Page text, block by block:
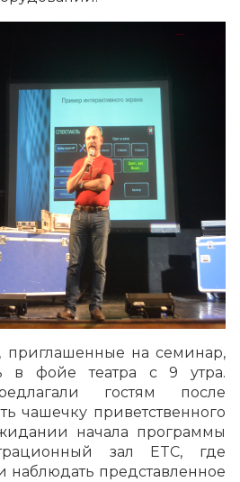
приглашенные на семинар,
в фойе театра с 9 утра.
гостям после
чашечку приветственного
начала программы
зал ETC, где
представленное